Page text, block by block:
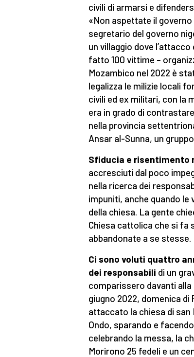
civili di armarsi e
«Non aspettate il governo
segretario del governo
un villaggio dove
fatto 100 vittime –
Mozambico nel 2022 è
legalizza le milizie locali
civili ed ex militari, con la
era in grado di
nella provincia
Ansar al-Sunna, un
Sfiducia e risentimento
accresciuti dal poco
nella ricerca dei
impuniti, anche quando
della chiesa. La gente
Chiesa cattolica che si fa
abbandonate a se stesse.
Ci sono voluti quattro
dei responsabili di un
comparissero davanti
giugno 2022, domenica
attaccato la chiesa di san
Ondo, sparando e
celebrando la messa, la
Morirono 25 fedeli e un